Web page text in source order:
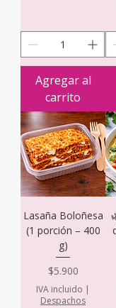
Agregar al
carrito
Lasaña Boloñesa
(1 porción – 400
g)
Precio
$5.900
IVA incluido |
Despachos